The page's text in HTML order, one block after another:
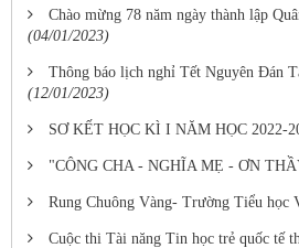
Chào mừng 78 năm ngày thành lập
(04/01/2023)
Thông báo lịch nghỉ Tết Nguyên Đán
(12/01/2023)
SƠ KẾT HỌC KÌ I NĂM HỌC 2022-
"CÔNG CHA - NGHĨA MẸ - ƠN
Rung Chuông Vàng- Trường Tiểu học
Cuộc thi Tài năng Tin học trẻ quốc tế